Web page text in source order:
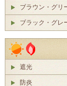
ブラウン・グリ
ブラック・グレ
遮光
防炎